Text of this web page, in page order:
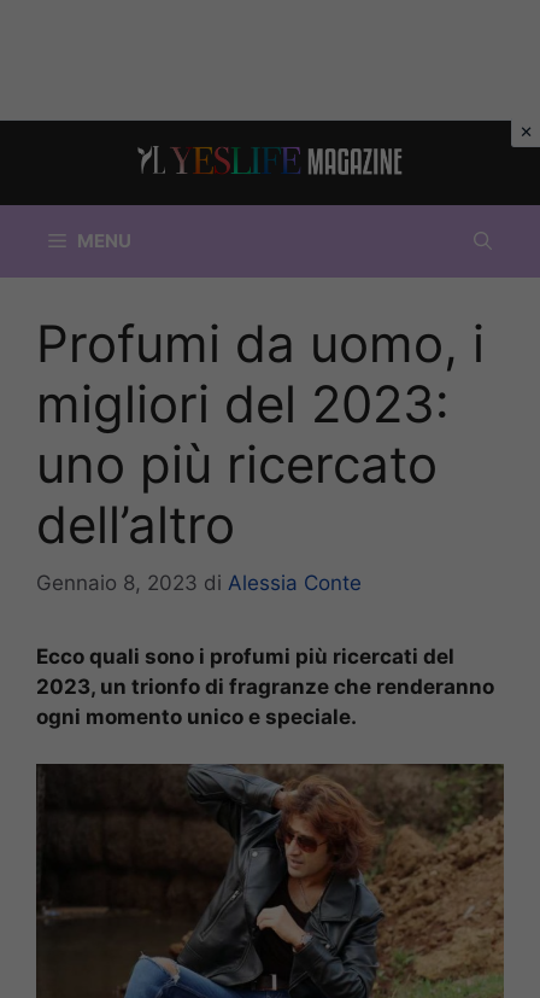
MENU
Profumi da uomo, i
migliori del 2023:
uno più ricercato
dell’altro
Gennaio 8, 2023 di Alessia Conte
Ecco quali sono i profumi più ricercati del
2023, un trionfo di fragranze che renderanno
ogni momento unico e speciale.